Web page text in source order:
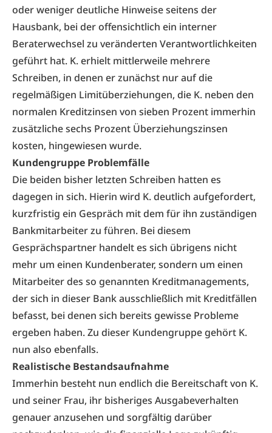
oder weniger deutliche Hinweise seitens der
Hausbank, bei der offensichtlich ein interner
Beraterwechsel zu veränderten Verantwortlichkeiten
geführt hat. K. erhielt mittlerweile mehrere
Schreiben, in denen er zunächst nur auf die
regelmäßigen Limitüberziehungen, die K. neben den
normalen Kreditzinsen von sieben Prozent immerhin
zusätzliche sechs Prozent Überziehungszinsen
kosten, hingewiesen wurde.
Kundengruppe Problemfälle
Die beiden bisher letzten Schreiben hatten es
dagegen in sich. Hierin wird K. deutlich aufgefordert,
kurzfristig ein Gespräch mit dem für ihn zuständigen
Bankmitarbeiter zu führen. Bei diesem
Gesprächspartner handelt es sich übrigens nicht
mehr um einen Kundenberater, sondern um einen
Mitarbeiter des so genannten Kreditmanagements,
der sich in dieser Bank ausschließlich mit Kreditfällen
befasst, bei denen sich bereits gewisse Probleme
ergeben haben. Zu dieser Kundengruppe gehört K.
nun also ebenfalls.
Realistische Bestandsaufnahme
Immerhin besteht nun endlich die Bereitschaft von K.
und seiner Frau, ihr bisheriges Ausgabeverhalten
genauer anzusehen und sorgfältig darüber